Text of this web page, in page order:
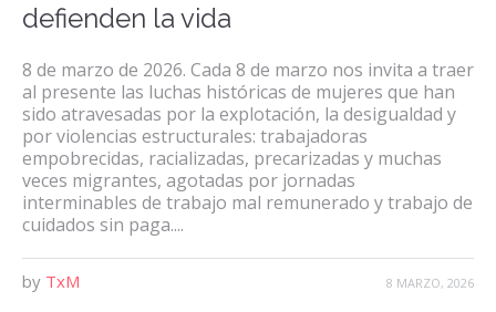
defienden la vida
8 de marzo de 2026. Cada 8 de marzo nos invita a traer
al presente las luchas históricas de mujeres que han
sido atravesadas por la explotación, la desigualdad y
por violencias estructurales: trabajadoras
empobrecidas, racializadas, precarizadas y muchas
veces migrantes, agotadas por jornadas
interminables de trabajo mal remunerado y trabajo de
cuidados sin paga....
8 MARZO, 2026
by TxM